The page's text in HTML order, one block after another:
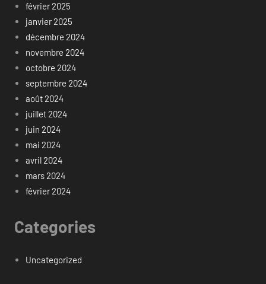
février 2025
janvier 2025
décembre 2024
novembre 2024
octobre 2024
septembre 2024
août 2024
juillet 2024
juin 2024
mai 2024
avril 2024
mars 2024
février 2024
Categories
Uncategorized